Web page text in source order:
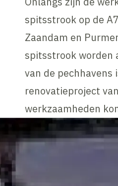
spitsstrook op de
Zaandam en
spitsstrook worden
van de
renovatieproject
werkzaamheden